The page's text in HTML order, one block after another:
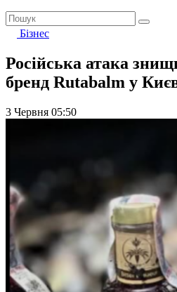
Бізнес
Російська атака
бренд Rutabalm у
3 Червня 05:50